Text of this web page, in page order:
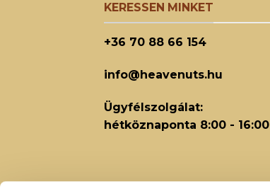
KERESSEN MINKET
+36 70 88 66 154
info@heavenuts.hu
Ügyfélszolgálat:
hétköznaponta 8:00 - 16:00